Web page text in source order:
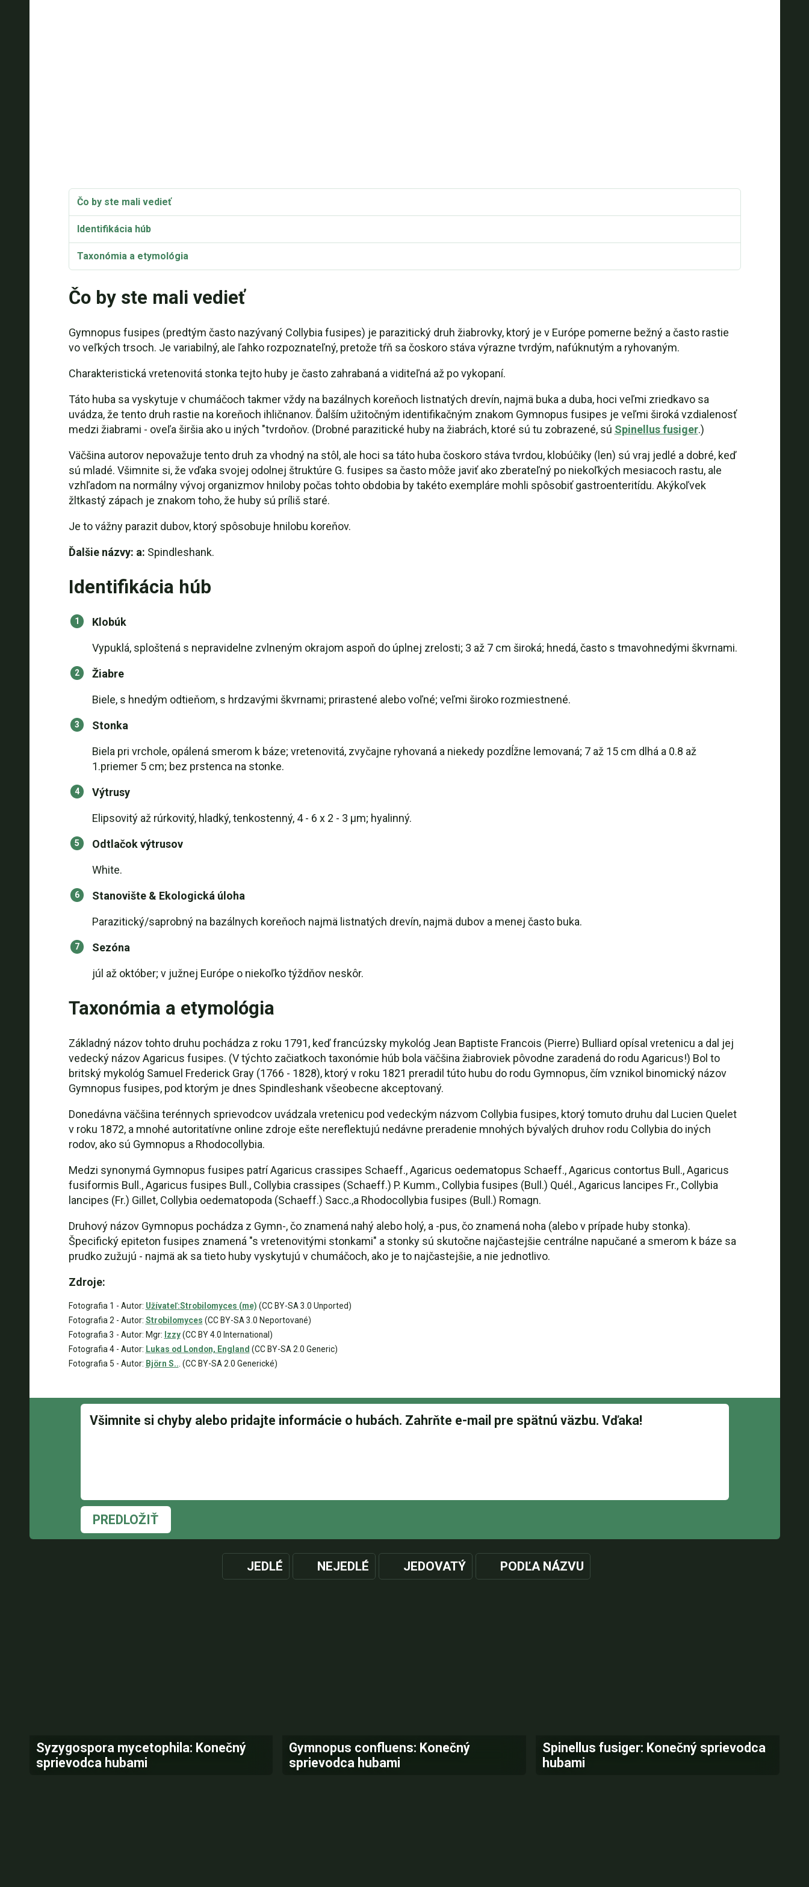
Čo by ste mali vedieť
Identifikácia húb
Taxonómia a etymológia
Čo by ste mali vedieť
Gymnopus fusipes (predtým často nazývaný Collybia fusipes) je parazitický druh žiabrovky, ktorý je v Európe pomerne bežný a často rastie
vo veľkých trsoch. Je variabilný, ale ľahko rozpoznateľný, pretože tŕň sa čoskoro stáva výrazne tvrdým, nafúknutým a ryhovaným.
Charakteristická vretenovitá stonka tejto huby je často zahrabaná a viditeľná až po vykopaní.
Táto huba sa vyskytuje v chumáčoch takmer vždy na bazálnych koreňoch listnatých drevín, najmä buka a duba, hoci veľmi zriedkavo sa
uvádza, že tento druh rastie na koreňoch ihličnanov. Ďalším užitočným identifikačným znakom Gymnopus fusipes je veľmi široká vzdialenosť
medzi žiabrami - oveľa širšia ako u iných "tvrdoňov. (Drobné parazitické huby na žiabrách, ktoré sú tu zobrazené, sú Spinellus fusiger.)
Väčšina autorov nepovažuje tento druh za vhodný na stôl, ale hoci sa táto huba čoskoro stáva tvrdou, klobúčiky (len) sú vraj jedlé a dobré, keď
sú mladé. Všimnite si, že vďaka svojej odolnej štruktúre G. fusipes sa často môže javiť ako zberateľný po niekoľkých mesiacoch rastu, ale
vzhľadom na normálny vývoj organizmov hniloby počas tohto obdobia by takéto exempláre mohli spôsobiť gastroenteritídu. Akýkoľvek
žltkastý zápach je znakom toho, že huby sú príliš staré.
Je to vážny parazit dubov, ktorý spôsobuje hnilobu koreňov.
Ďalšie názvy: a: Spindleshank.
Identifikácia húb
Klobúk
Vypuklá, sploštená s nepravidelne zvlneným okrajom aspoň do úplnej zrelosti; 3 až 7 cm široká; hnedá, často s tmavohnedými škvrnami.
Žiabre
Biele, s hnedým odtieňom, s hrdzavými škvrnami; prirastené alebo voľné; veľmi široko rozmiestnené.
Stonka
Biela pri vrchole, opálená smerom k báze; vretenovitá, zvyčajne ryhovaná a niekedy pozdĺžne lemovaná; 7 až 15 cm dlhá a 0.8 až
1.priemer 5 cm; bez prstenca na stonke.
Výtrusy
Elipsovitý až rúrkovitý, hladký, tenkostenný, 4 - 6 x 2 - 3 μm; hyalinný.
Odtlačok výtrusov
White.
Stanovište & Ekologická úloha
Parazitický/saprobný na bazálnych koreňoch najmä listnatých drevín, najmä dubov a menej často buka.
Sezóna
júl až október; v južnej Európe o niekoľko týždňov neskôr.
Taxonómia a etymológia
Základný názov tohto druhu pochádza z roku 1791, keď francúzsky mykológ Jean Baptiste Francois (Pierre) Bulliard opísal vretenicu a dal jej
vedecký názov Agaricus fusipes. (V týchto začiatkoch taxonómie húb bola väčšina žiabroviek pôvodne zaradená do rodu Agaricus!) Bol to
britský mykológ Samuel Frederick Gray (1766 - 1828), ktorý v roku 1821 preradil túto hubu do rodu Gymnopus, čím vznikol binomický názov
Gymnopus fusipes, pod ktorým je dnes Spindleshank všeobecne akceptovaný.
Donedávna väčšina terénnych sprievodcov uvádzala vretenicu pod vedeckým názvom Collybia fusipes, ktorý tomuto druhu dal Lucien Quelet
v roku 1872, a mnohé autoritatívne online zdroje ešte nereflektujú nedávne preradenie mnohých bývalých druhov rodu Collybia do iných
rodov, ako sú Gymnopus a Rhodocollybia.
Medzi synonymá Gymnopus fusipes patrí Agaricus crassipes Schaeff., Agaricus oedematopus Schaeff., Agaricus contortus Bull., Agaricus
fusiformis Bull., Agaricus fusipes Bull., Collybia crassipes (Schaeff.) P. Kumm., Collybia fusipes (Bull.) Quél., Agaricus lancipes Fr., Collybia
lancipes (Fr.) Gillet, Collybia oedematopoda (Schaeff.) Sacc.,a Rhodocollybia fusipes (Bull.) Romagn.
Druhový názov Gymnopus pochádza z Gymn-, čo znamená nahý alebo holý, a -pus, čo znamená noha (alebo v prípade huby stonka).
Špecifický epiteton fusipes znamená "s vretenovitými stonkami" a stonky sú skutočne najčastejšie centrálne napučané a smerom k báze sa
prudko zužujú - najmä ak sa tieto huby vyskytujú v chumáčoch, ako je to najčastejšie, a nie jednotlivo.
Zdroje:
Fotografia 1 - Autor: Užívateľ:Strobilomyces (me) (CC BY-SA 3.0 Unported)
Fotografia 2 - Autor: Strobilomyces (CC BY-SA 3.0 Neportované)
Fotografia 3 - Autor: Mgr: Izzy(CC BY 4.0 International)
Fotografia 4 - Autor: Lukas od London, England (CC BY-SA 2.0 Generic)
Fotografia 5 - Autor: Björn S.. . (CC BY-SA 2.0 Generické)
PREDLOŽIŤ
JEDLÉ NEJEDLÉ JEDOVATÝ PODĽA NÁZVU
Syzygospora mycetophila: Konečný
sprievodca hubami
Gymnopus confluens: Konečný
sprievodca hubami
Spinellus fusiger: Konečný sprievodca
hubami